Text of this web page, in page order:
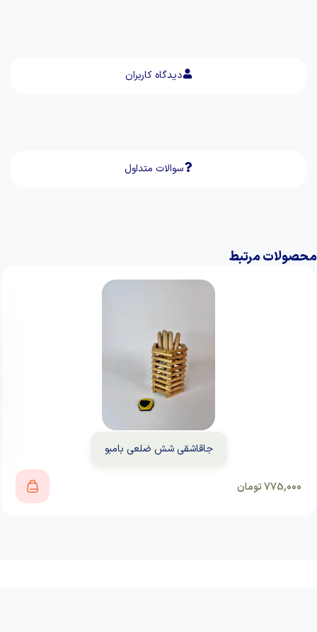
دیدگاه کاربران
سوالات متداول
محصولات مرتبط
جاقاشقی شش ضلعی بامبو
775,000تومان